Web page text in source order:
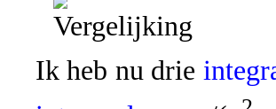
Ik heb nu drie